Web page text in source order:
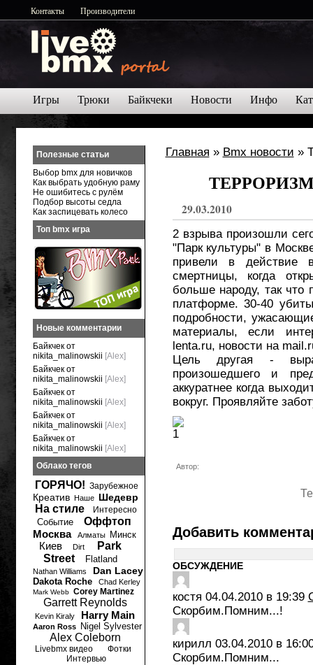
Контакты Производители
Игры Трюки Байкчеки Новости Инфо
Главная » Bmx новости »
ТЕРРОРИЗМ
29.03.2010
2 взрыва произошли
"Парк культуры" в
привели в действие
смертницы, когда
больше народу, так что
платформе. 30-40
подробности,
материалы, если
lenta.ru, новости на
Цель другая -
произошедшего и
аккуратнее когда
вокруг. Проявляйте
Автор:
Добавить
ОБСУЖДЕНИЕ
костя 04.04.2010 в 19:39
Скорбим.Помним...!
кирилл 03.04.2010 в
Скорбим.Помним...
Полезные статьи
Выбор bmx для новичков
Как выбрать удобную раму
Не ошибитесь с рулём
Подбор высоты седла
Как заспицевать колесо
Топ bmx игра
Новые комментарии
Байкчек от
nikita_malinowskii [Alex]
Байкчек от
nikita_malinowskii [Alex]
Байкчек от
nikita_malinowskii [Alex]
Байкчек от
nikita_malinowskii [Alex]
Байкчек от
nikita_malinowskii [Alex]
Облако тегов
ГОРЯЧО! Зарубежное
Креатив Наше Шедевр
На стиле Интересно
Событие
Оффтоп
Москва
Алматы Минск
Киев Dirt
Park
Street
Flatland
Nathan Williams Dan Lacey
Dakota Roche Chad Kerley
Mark Webb Corey Martinez
Garrett Reynolds
Kevin Kiraly Harry Main
Aaron Ross Nigel Sylvester
Alex Coleborn
Livebmx видео
Фотки
Интервью